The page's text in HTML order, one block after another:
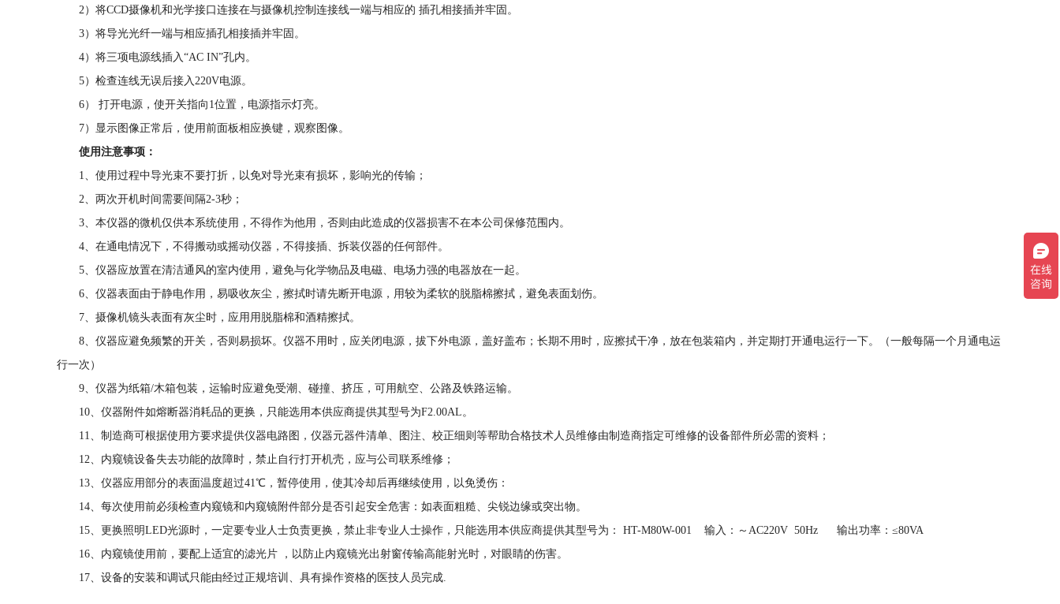
2）将CCD摄像机和光学接口连接在与摄像机控制连接线一端与相应的 插孔相接插并牢固。
3）将导光光纤一端与相应插孔相接插并牢固。
4）将三项电源线插入“AC IN”孔内。
5）检查连线无误后接入220V电源。
6） 打开电源，使开关指向1位置，电源指示灯亮。
7）显示图像正常后，使用前面板相应换键，观察图像。
使用注意事项：
1、使用过程中导光束不要打折，以免对导光束有损坏，影响光的传输；
2、两次开机时间需要间隔2-3秒；
3、本仪器的微机仅供本系统使用，不得作为他用，否则由此造成的仪器损害不在本公司保修范围内。
4、在通电情况下，不得搬动或摇动仪器，不得接插、拆装仪器的任何部件。
5、仪器应放置在清洁通风的室内使用，避免与化学物品及电磁、电场力强的电器放在一起。
6、仪器表面由于静电作用，易吸收灰尘，擦拭时请先断开电源，用较为柔软的脱脂棉擦拭，避免表面划伤。
7、摄像机镜头表面有灰尘时，应用用脱脂棉和酒精擦拭。
8、仪器应避免频繁的开关，否则易损坏。仪器不用时，应关闭电源，拔下外电源，盖好盖布；长期不用时，应擦拭干净，放在包装箱内，并定期打开通电运行一下。（一般每隔一个月通电运
行一次）
9、仪器为纸箱/木箱包装，运输时应避免受潮、碰撞、挤压，可用航空、公路及铁路运输。
10、仪器附件如熔断器消耗品的更换，只能选用本供应商提供其型号为F2.00AL。
11、制造商可根据使用方要求提供仪器电路图，仪器元器件清单、图注、校正细则等帮助合格技术人员维修由制造商指定可维修的设备部件所必需的资料；
12、内窥镜设备失去功能的故障时，禁止自行打开机壳，应与公司联系维修；
13、仪器应用部分的表面温度超过41℃，暂停使用，使其冷却后再继续使用，以免烫伤：
14、每次使用前必须检查内窥镜和内窥镜附件部分是否引起安全危害：如表面粗糙、尖锐边缘或突出物。
15、更换照明LED光源时，一定要专业人士负责更换，禁止非专业人士操作，只能选用本供应商提供其型号为： HT-M80W-001 输入：～AC220V 50Hz 输出功率：≤80VA
16、内窥镜使用前，要配上适宜的滤光片 ，以防止内窥镜光出射窗传输高能射光时，对眼睛的伤害。
17、设备的安装和调试只能由经过正规培训、具有操作资格的医技人员完成.